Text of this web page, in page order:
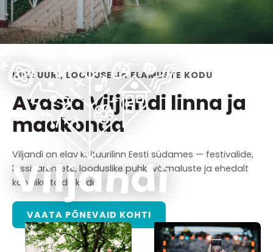
KULTUURI, LOODUSE JA ELAMUSTE KODU
Avasta Viljandi linna ja
maakonda
Viljandi on elav kultuurilinn Eesti südames — festivalide,
lossivaremete, looduslike puhkevõimaluste ja ehedalt
kohaliku toidu kodu.
VAATA PÕNEVAID KOHTI